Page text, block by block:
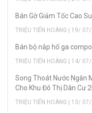
Bán Gờ Giảm Tốc Cao
TRIỆU TIẾN HOÀNG | 19/
Bán bộ nắp hố ga
TRIỆU TIẾN HOÀNG | 14/
Song Thoát Nước Ngăn
Cho Khu Đô Thị Dân Cư
TRIỆU TIẾN HOÀNG | 13/